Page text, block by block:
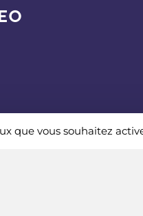
que vous souhaitez